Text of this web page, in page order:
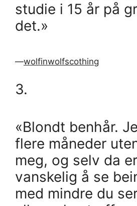
studie i 15 år på
det.»
—wolfinwolfscothing
3.
«Blondt benhår.
flere måneder
meg, og selv da
vanskelig å se
med mindre du